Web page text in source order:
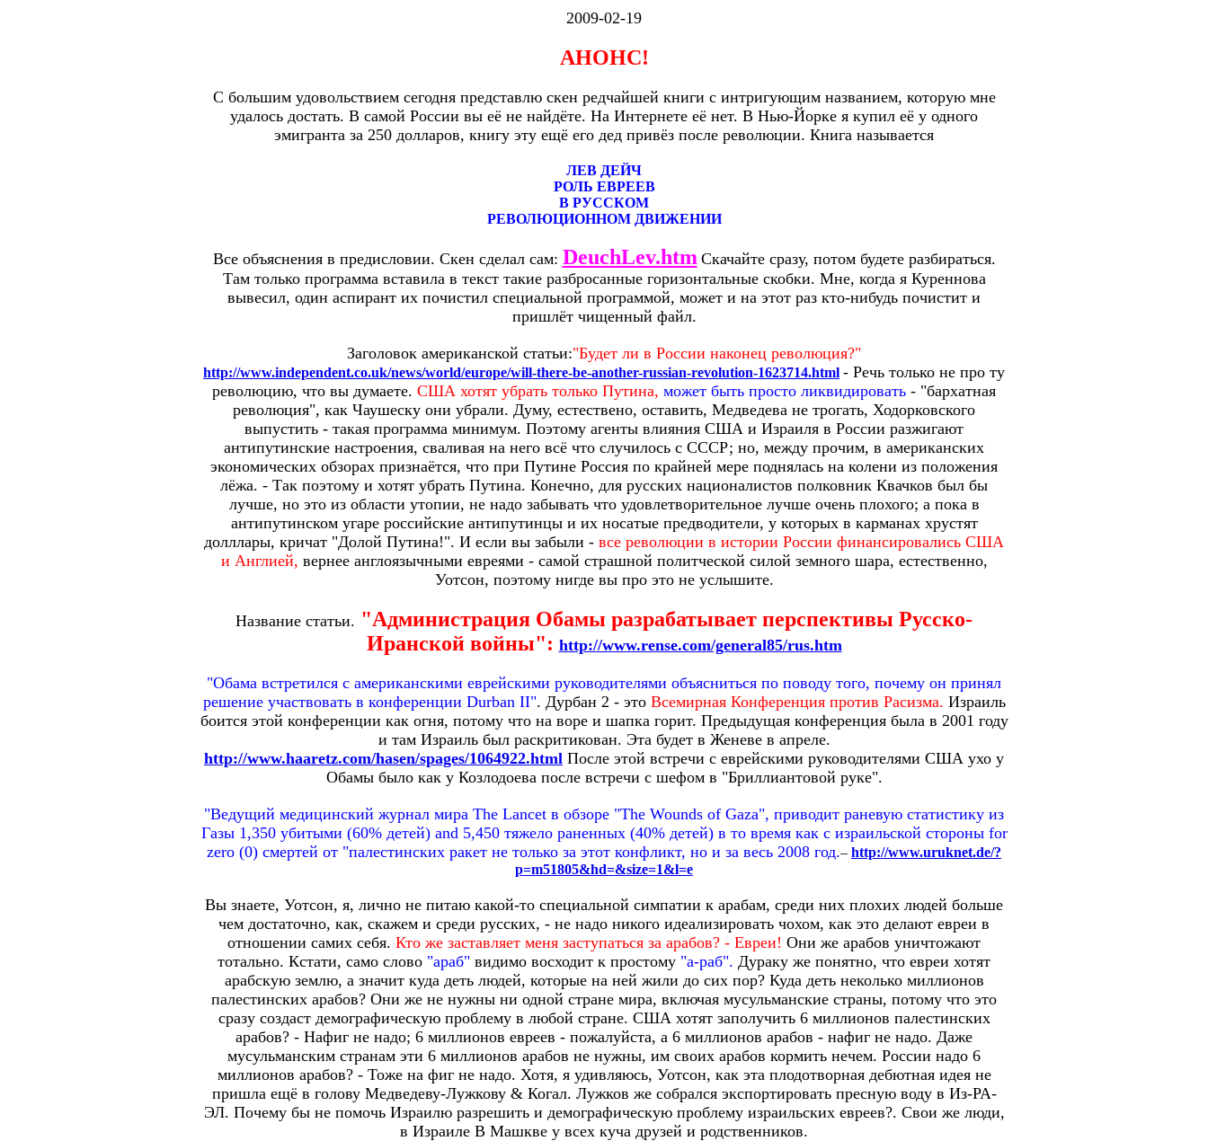
2009-02-19
АНОНС!
С большим удовольствием сегодня представлю скен редчайшей книги с интригующим названием, которую мне
удалось достать. В самой России вы её не найдёте. На Интернете её нет. В Нью-Йорке я купил её у одного
эмигранта за 250 долларов, книгу эту ещё его дед привёз после революции. Книга называется
ЛЕВ ДЕЙЧ
РОЛЬ ЕВРЕЕВ
В РУССКОМ
РЕВОЛЮЦИОННОМ ДВИЖЕНИИ
Все объяснения в предисловии. Скен сделал сам: DeuchLev.htm Скачайте сразу, потом будете разбираться.
Там только программа вставила в текст такие разбросанные горизонтальные скобки. Мне, когда я Куреннова
вывесил, один аспирант их почистил специальной программой, может и на этот раз кто-нибудь почистит и
пришлёт чищенный файл.
Заголовок американской статьи:"Будет ли в России наконец революция?"
http://www.independent.co.uk/news/world/europe/will-there-be-another-russian-revolution-1623714.html - Речь только не про ту
революцию, что вы думаете. США хотят убрать только Путина, может быть просто ликвидировать - "бархатная
революция", как Чаушеску они убрали. Думу, естествено, оставить, Медведева не трогать, Ходорковского
выпустить - такая программа минимум. Поэтому агенты влияния США и Израиля в России разжигают
антипутинские настроения, сваливая на него всё что случилось с СССР; но, между прочим, в американских
экономических обзорах признаётся, что при Путине Россия по крайней мере поднялась на колени из положения
лёжа. - Так поэтому и хотят убрать Путина. Конечно, для русских националистов полковник Квачков был бы
лучше, но это из области утопии, не надо забывать что удовлетворительное лучше очень плохого; а пока в
антипутинском угаре российские антипутинцы и их носатые предводители, у которых в карманах хрустят
долллары, кричат "Долой Путина!". И если вы забыли - все революции в истории России финансировались США
и Англией, вернее англоязычными евреями - самой страшной политческой силой земного шара, естественно,
Уотсон, поэтому нигде вы про это не услышите.
Название статьи. "Администрация Обамы разрабатывает перспективы Русско-
Иранской войны": http://www.rense.com/general85/rus.htm
"Обама встретился с американскими еврейскими руководителями объясниться по поводу того, почему он принял
решение участвовать в конференции Durban II". Дурбан 2 - это Всемирная Конференция против Расизма. Израиль
боится этой конференции как огня, потому что на воре и шапка горит. Предыдущая конференция была в 2001 году
и там Израиль был раскритикован. Эта будет в Женеве в апреле.
http://www.haaretz.com/hasen/spages/1064922.html После этой встречи с еврейскими руководителями США ухо у
Обамы было как у Козлодоева после встречи с шефом в "Бриллиантовой руке".
"Ведущий медицинский журнал мира The Lancet в обзоре "The Wounds of Gaza", приводит раневую статистику из
Газы 1,350 убитыми (60% детей) and 5,450 тяжело раненных (40% детей) в то время как с израильской стороны for
zero (0) смертей от "палестинских ракет не только за этот конфликт, но и за весь 2008 год.– http://www.uruknet.de/?
p=m51805&hd=&size=1&l=e
Вы знаете, Уотсон, я, лично не питаю какой-то специальной симпатии к арабам, среди них плохих людей больше
чем достаточно, как, скажем и среди русских, - не надо никого идеализировать чохом, как это делают евреи в
отношении самих себя. Кто же заставляет меня заступаться за арабов? - Евреи! Они же арабов уничтожают
тотально. Кстати, само слово "араб" видимо восходит к простому "а-раб". Дураку же понятно, что евреи хотят
арабскую землю, а значит куда деть людей, которые на ней жили до сих пор? Куда деть неколько миллионов
палестинских арабов? Они же не нужны ни одной стране мира, включая мусульманские страны, потому что это
сразу создаст демографическую проблему в любой стране. США хотят заполучить 6 миллионов палестинских
арабов? - Нафиг не надо; 6 миллионов евреев - пожалуйста, а 6 миллионов арабов - нафиг не надо. Даже
мусульманским странам эти 6 миллионов арабов не нужны, им своих арабов кормить нечем. России надо 6
миллионов арабов? - Тоже на фиг не надо. Хотя, я удивляюсь, Уотсон, как эта плодотворная дебютная идея не
пришла ещё в голову Медведеву-Лужкову & Когал. Лужков же собрался экспортировать пресную воду в Из-РА-
ЭЛ. Почему бы не помочь Израилю разрешить и демографическую проблему израильских евреев?. Свои же люди,
в Израиле В Машкве у всех куча друзей и родственников.